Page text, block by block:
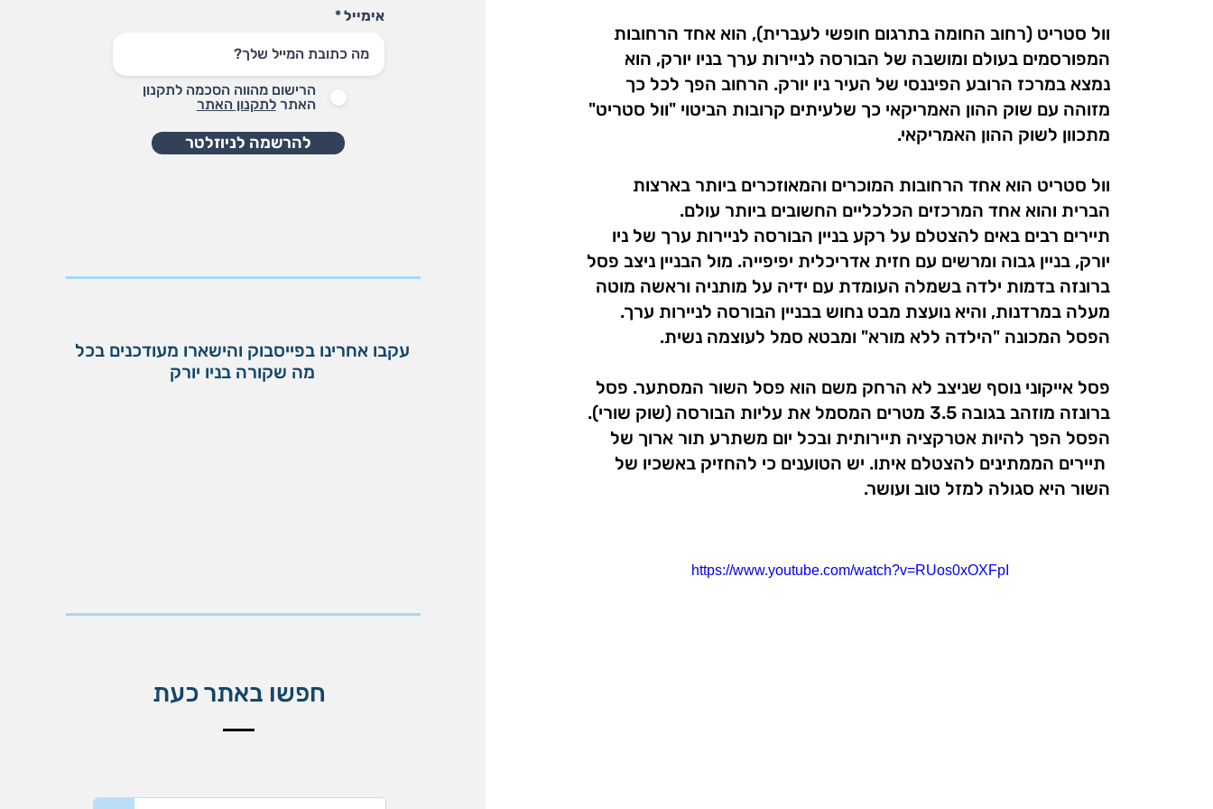
אימייל
הרישום מהווה הסכמה לתקנון
האתר לתקנון האתר
להרשמה לניוזלטר
עקבו אחרינו בפייסבוק והישארו מעודכנים בכל
מה שקורה בניו יורק
חפשו באתר כעת
וול סטריט (רחוב החומה בתרגום חופשי לעברית), הוא אחד הרחובות
המפורסמים בעולם ומושבה של הבורסה לניירות ערך בניו יורק, הוא
נמצא במרכז הרובע הפיננסי של העיר ניו יורק. הרחוב הפך לכל כך
מזוהה עם שוק ההון האמריקאי כך שלעיתים קרובות הביטוי "וול סטריט"
מתכוון לשוק ההון האמריקאי.
וול סטריט הוא אחד הרחובות המוכרים והמאוזכרים ביותר בארצות
הברית והוא אחד המרכזים הכלכליים החשובים ביותר עולם.
תיירים רבים באים להצטלם על רקע בניין הבורסה לניירות ערך של ניו
יורק, בניין גבוה ומרשים עם חזית אדריכלית יפיפייה. מול הבניין ניצב פסל
ברונזה בדמות ילדה בשמלה העומדת עם ידיה על מותניה וראשה מוטה
מעלה במרדנות, והיא נועצת מבט נחוש בבניין הבורסה לניירות ערך.
הפסל המכונה "הילדה ללא מורא" ומבטא סמל לעוצמה נשית.
פסל אייקוני נוסף שניצב לא הרחק משם הוא פסל השור המסתער. פסל
ברונזה מוזהב בגובה 3.5 מטרים המסמל את עליות הבורסה (שוק שורי).
הפסל הפך להיות אטרקציה תיירותית ובכל יום משתרע תור ארוך של
תיירים הממתינים להצטלם איתו. יש הטוענים כי להחזיק באשכיו של
השור היא סגולה למזל טוב ועושר.
https://www.youtube.com/watch?v=RUos0xOXFpI